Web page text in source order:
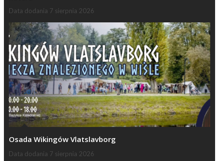
Data dodania 7 sierpnia 2026
Osada Wikingów Vlatslavborg
Data dodania 7 sierpnia 2026